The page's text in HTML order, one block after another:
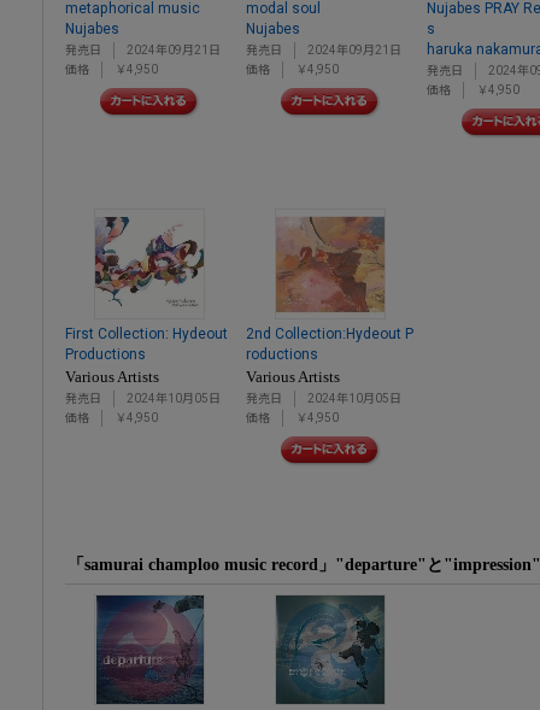
metaphorical music
Nujabes
発売日
2024年09月21日
価格
￥4,950
modal soul
Nujabes
発売日
2024年09月21日
価格
￥4,950
Nujabes PRAY
s
haruka
発売日
2024年
価格
￥4,950
First Collection: Hydeout
Productions
Various Artists
発売日
2024年10月05日
価格
￥4,950
2nd Collection:Hydeout P
roductions
Various Artists
発売日
2024年10月05日
価格
￥4,950
「samurai champloo music record」"departure"と